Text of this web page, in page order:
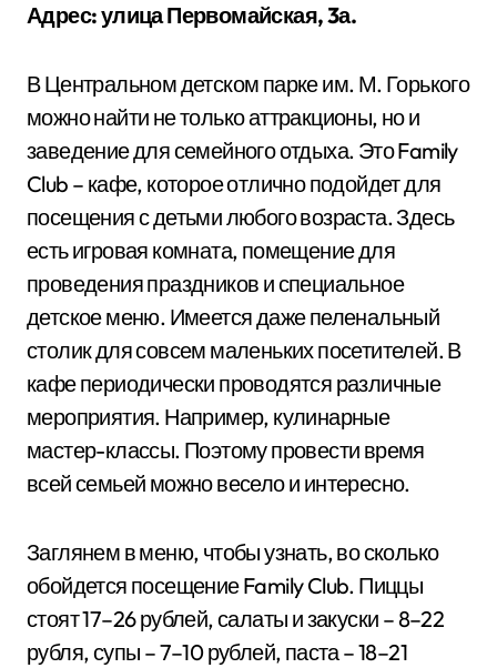
Адрес: улица Первомайская, 3а.
В Центральном детском парке им. М. Горького
можно найти не только аттракционы, но и
заведение для семейного отдыха. Это Family
Club – кафе, которое отлично подойдет для
посещения с детьми любого возраста. Здесь
есть игровая комната, помещение для
проведения праздников и специальное
детское меню. Имеется даже пеленальный
столик для совсем маленьких посетителей. В
кафе периодически проводятся различные
мероприятия. Например, кулинарные
мастер-классы. Поэтому провести время
всей семьей можно весело и интересно.
Заглянем в меню, чтобы узнать, во сколько
обойдется посещение Family Club. Пиццы
стоят 17–26 рублей, салаты и закуски – 8–22
рубля, супы – 7–10 рублей, паста – 18–21